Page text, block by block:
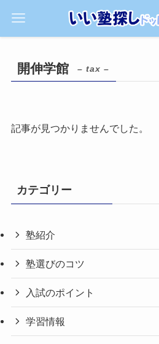
開伸学館 – tax –
記事が見つかりませんでした。
カテゴリー
塾紹介
塾選びのコツ
入試のポイント
学習情報